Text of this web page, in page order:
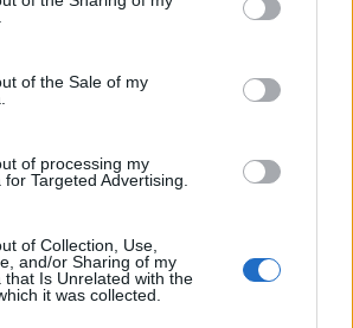
to Google and its third-party tags to
specified purposes in below Google
of the Sale of my
of processing my
Targeted Advertising.
of Collection, Use,
and/or Sharing of my
that Is Unrelated with the
it was collected.